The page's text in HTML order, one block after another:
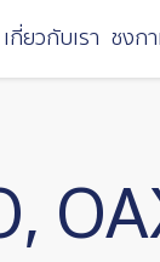
เกี่ยวกับเรา ชงก